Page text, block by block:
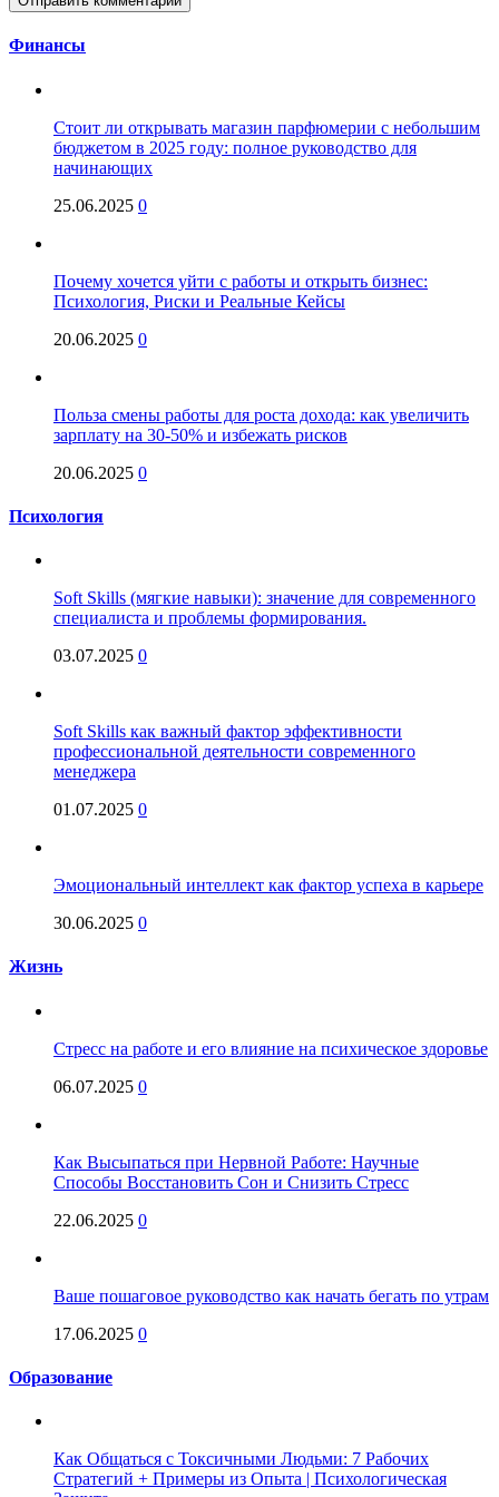
Финансы
Стоит ли открывать магазин парфюмерии с небольшим
бюджетом в 2025 году: полное руководство для
начинающих
25.06.2025 0
Почему хочется уйти с работы и открыть бизнес:
Психология, Риски и Реальные Кейсы
20.06.2025 0
Польза смены работы для роста дохода: как увеличить
зарплату на 30-50% и избежать рисков
20.06.2025 0
Психология
Soft Skills (мягкие навыки): значение для современного
специалиста и проблемы формирования.
03.07.2025 0
Soft Skills как важный фактор эффективности
профессиональной деятельности современного
менеджера
01.07.2025 0
Эмоциональный интеллект как фактор успеха в карьере
30.06.2025 0
Жизнь
Стресс на работе и его влияние на психическое здоровье
06.07.2025 0
Как Высыпаться при Нервной Работе: Научные
Способы Восстановить Сон и Снизить Стресс
22.06.2025 0
Ваше пошаговое руководство как начать бегать по утрам
17.06.2025 0
Образование
Как Общаться с Токсичными Людьми: 7 Рабочих
Стратегий + Примеры из Опыта | Психологическая